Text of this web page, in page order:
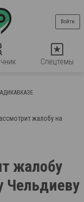
Спецтемы
Войти
жалобу на
жалобу
Чельдиеву